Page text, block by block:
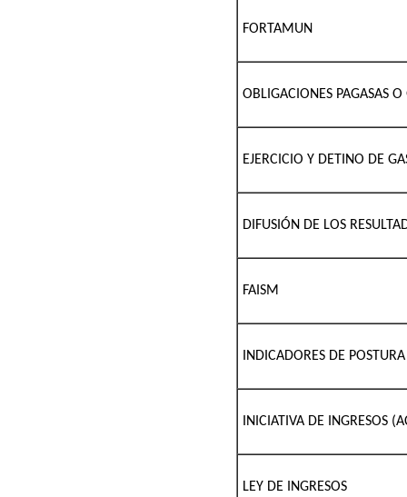
FORTAMUN
OBLIGACIONES PAGASAS
EJERCICIO Y DETINO DE
DIFUSIÓN DE LOS
FAISM
INDICADORES DE
INICIATIVA DE INGRESOS
LEY DE INGRESOS